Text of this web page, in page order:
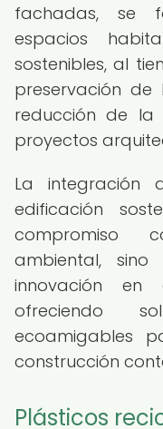
fachadas, se
espacios
sostenibles, al
preservación de
reducción de
proyectos
La integración
edificación
compromiso
ambiental,
innovación en
ofreciendo
ecoamigables
construcción
Plásticos